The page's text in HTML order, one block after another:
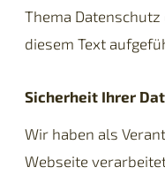
Thema
diesem Text
Sicherheit Ihrer
Wir haben als
Webseite